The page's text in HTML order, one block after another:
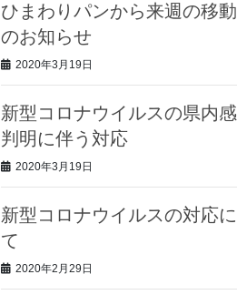
ひまわりパンから来週の移
のお知らせ
2020年3月19日
新型コロナウイルスの県内
判明に伴う対応
2020年3月19日
新型コロナウイルスの対応
て
2020年2月29日